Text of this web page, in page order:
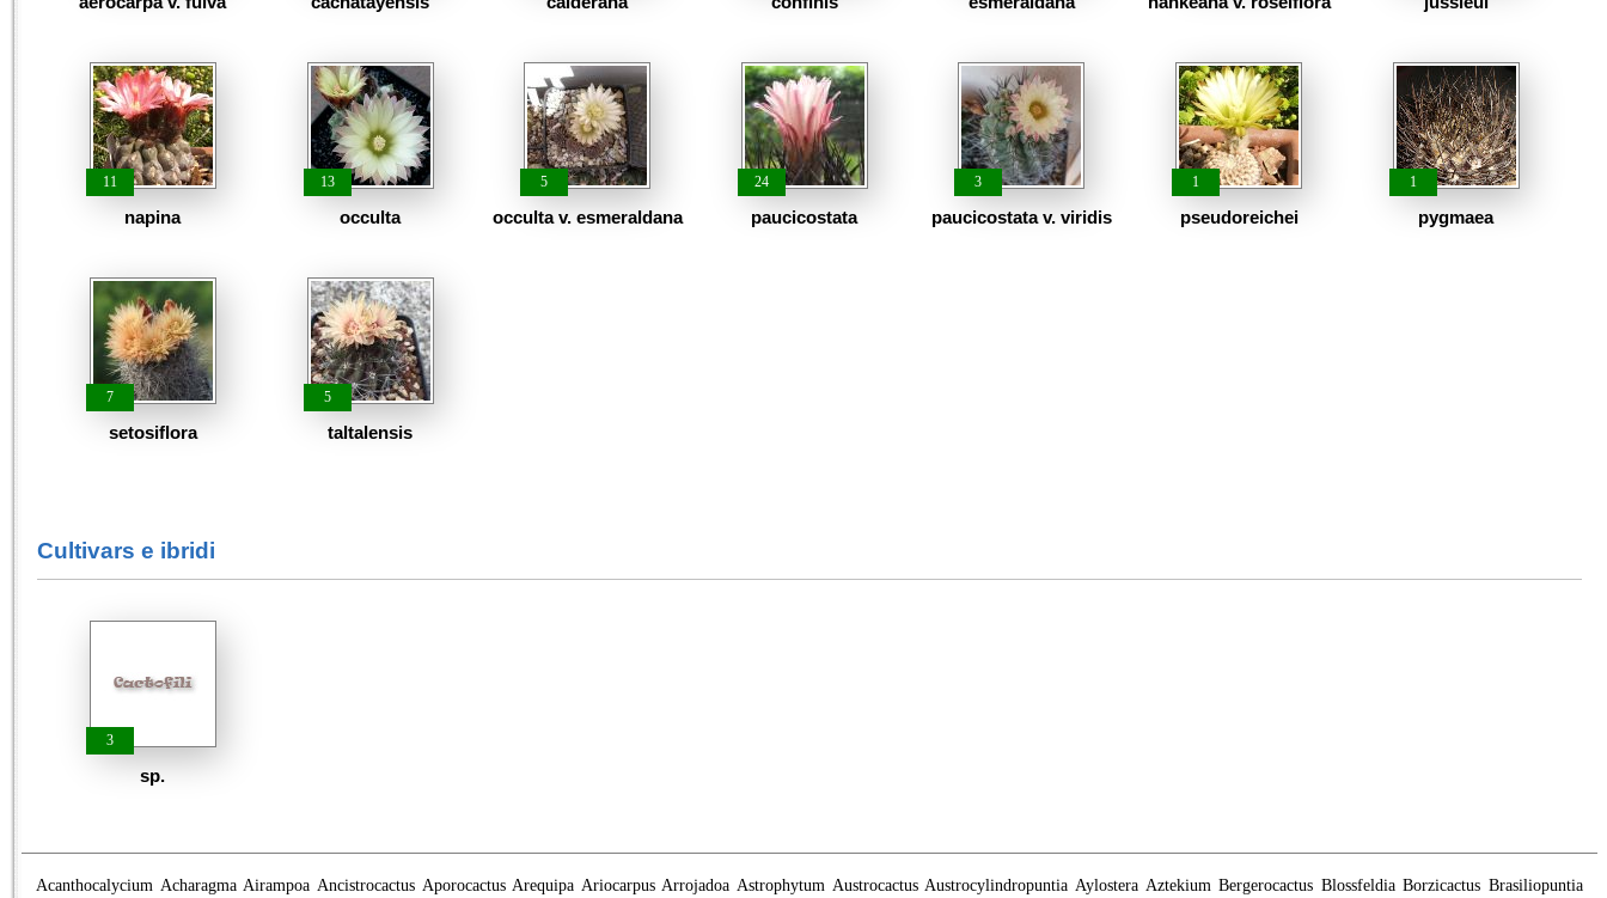
11
napina
13
occulta
5
occulta v. esmeraldana
24
paucicostata
3
paucicostata v. viridis
1
pseudoreichei
1
pygmaea
7
setosiflora
5
taltalensis
Cultivars e ibridi
3
sp.
Acanthocalycium Acharagma Airampoa Ancistrocactus Aporocactus Arequipa Ariocarpus Arrojadoa Astrophytum Austrocactus Austrocylindropuntia Aylostera Aztekium Bergerocactus Blossfeldia Borzicactus Brasiliopuntia